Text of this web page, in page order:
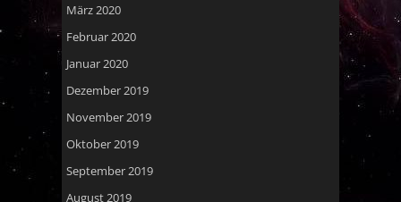
März 2020
Februar 2020
Januar 2020
Dezember 2019
November 2019
Oktober 2019
September 2019
August 2019